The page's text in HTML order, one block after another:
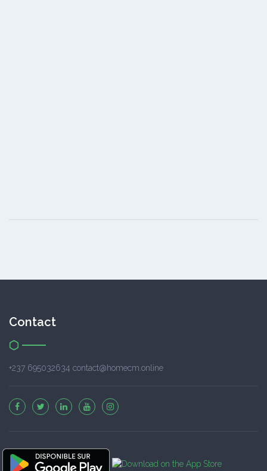
Contact
+237 695032634 contact@homecm.online